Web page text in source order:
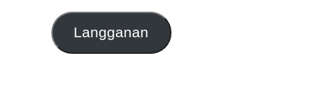
Langganan